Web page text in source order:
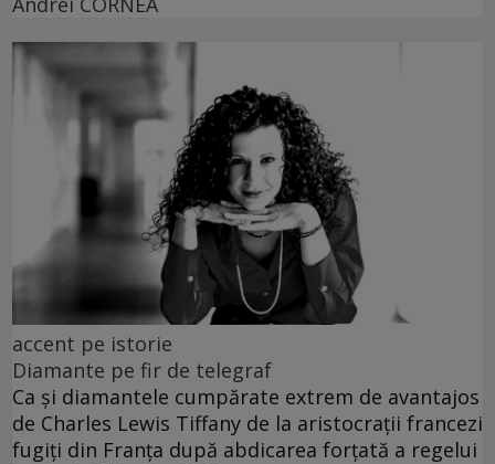
accent pe istorie
Diamante pe fir de telegraf
Ca și diamantele cumpărate extrem de avantajos
de Charles Lewis Tiffany de la aristocrații francezi
fugiți din Franța după abdicarea forțată a regelui